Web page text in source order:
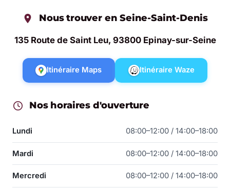
Nous trouver en Seine-Saint-Denis
135 Route de Saint Leu, 93800 Epinay-sur-Seine
Itinéraire Maps Itinéraire Waze
Nos horaires d'ouverture
Lundi 08:00–12:00 / 14:00–18:00
Mardi 08:00–12:00 / 14:00–18:00
Mercredi 08:00–12:00 / 14:00–18:00